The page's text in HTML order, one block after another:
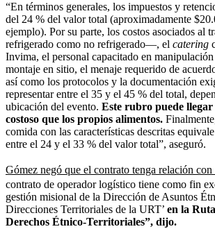
“En términos generales, los impuestos y
del 24 % del valor total (aproximadamente
ejemplo). Por su parte, los costos asociados al
refrigerado como no refrigerado—, el catering
Invima, el personal capacitado en
montaje en sitio, el menaje requerido de
así como los protocolos y la documentación
representar entre el 35 y el 45 % del total,
ubicación del evento. Este rubro puede llegar
costoso que los propios alimentos.
comida con las características descritas
entre el 24 y el 33 % del valor total”, aseguró.
Gómez negó que el contrato tenga relación con
contrato de operador logístico tiene como fin
gestión misional de la Dirección de Asuntos
Direcciones Territoriales de la URT’ en la
Derechos Étnico-Territoriales”, dijo.